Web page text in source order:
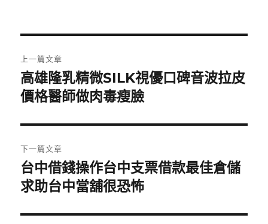
章
導
覽
上一篇文章
上
一
文
章:
高雄隆乳精微SILK視優口碑音波拉皮
價格醫師做肉毒瘦臉
下一篇文章
下
一
文
台中借錢操作台中支票借款最佳倉儲
求助台中當舖很恐怖